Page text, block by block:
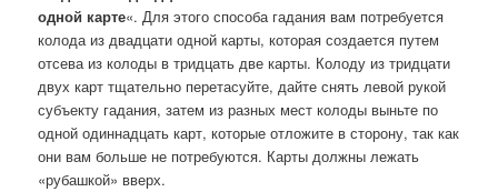
одной карте«. Для этого способа гадания вам потребуется
колода из двадцати одной карты, которая создается путем
отсева из колоды в тридцать две карты. Колоду из тридцати
двух карт тщательно перетасуйте, дайте снять левой рукой
субъекту гадания, затем из разных мест колоды выньте по
одной одиннадцать карт, которые отложите в сторону, так как
они вам больше не потребуются. Карты должны лежать
«рубашкой» вверх.